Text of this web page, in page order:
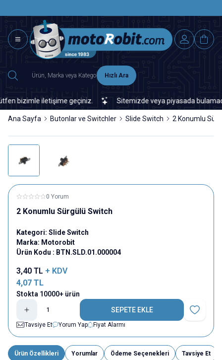
Hızlı Ara
bizimle iletişime geçiniz. Sitemizde veya piyasada
Ana Sayfa Butonlar ve Switchler Slide Switch 2 Konumlu
0 Yorum
2 Konumlu Sürgülü Switch
Kategori: Slide Switch
Marka: Motorobit
Ürün Kodu : BTN.SLD.01.000004
3,40 TL + KDV
4,07 TL
Stokta 10000+ ürün
SEPETE EKLE
Favoriye
Tavsiye Et
Yorum Yap Fiyat Alarmı
Ürün Özellikleri Yorumlar Ödeme Seçenekleri Tavsiye Et